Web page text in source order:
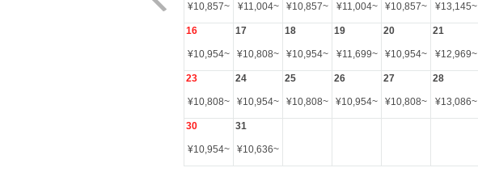
¥10,857~ ¥11,004~ ¥10,857~ ¥11,004~ ¥10,857~ ¥13,145~
16
¥10,954~
17
¥10,808~
18
¥10,954~
19
¥11,699~
20
¥10,954~
21
¥12,969~
23
¥10,808~
24
¥10,954~
25
¥10,808~
26
¥10,954~
27
¥10,808~
28
¥13,086~
30
¥10,954~
31
¥10,636~